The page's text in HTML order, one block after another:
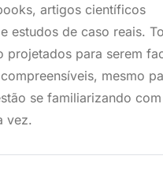
artigos científicos
estudos de caso reais.
projetados para serem
mesmo
se familiarizando
vez.